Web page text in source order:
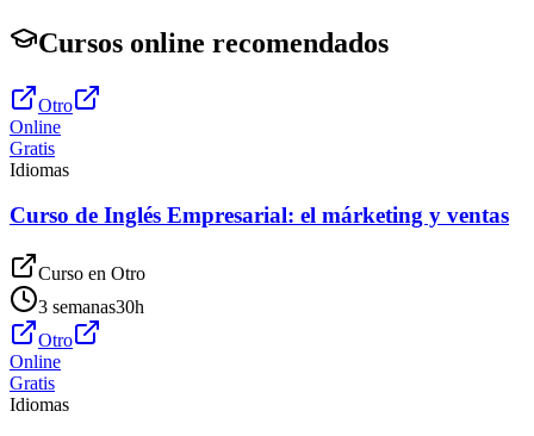
Cursos online recomendados
Otro
Online
Gratis
Idiomas
Curso de Inglés Empresarial: el márketing y ventas
Curso en Otro
3 semanas30h
Otro
Online
Gratis
Idiomas